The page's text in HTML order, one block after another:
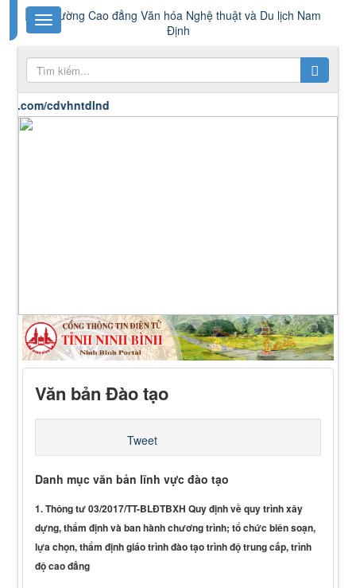
cdvhntdlnd
Văn bản Đào tạo
Tweet
Danh mục văn bản lĩnh vực đào tạo
1. Thông tư 03/2017/TT-BLĐTBXH Quy định về quy trình xây
dựng, thẩm định và ban hành chương trình; tổ chức biên soạn,
lựa chọn, thẩm định giáo trình đào tạo trình độ trung cấp, trình
độ cao đẳng